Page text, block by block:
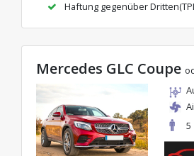
Haftung gegenüber
Mercedes GLC Coupe
5